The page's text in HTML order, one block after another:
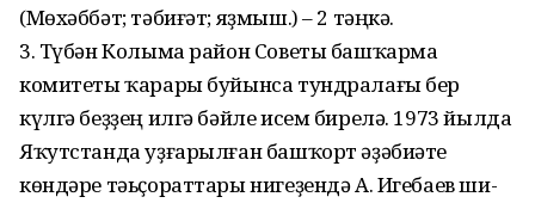
(Мөхәббәт; тәбиғәт; яҙмыш.) – 2 тәңкә.
3. Түбән Колыма район Советы башҡарма
комитеты ҡарары буйынса тундралағы бер
күлгә беҙҙең илгә бәйле исем бирелә. 1973 йылда
Яҡутстанда уҙ­ғарылған башҡорт әҙәбиәте
көндәре тәьҫораттары нигеҙендә А. Игебаев ши­